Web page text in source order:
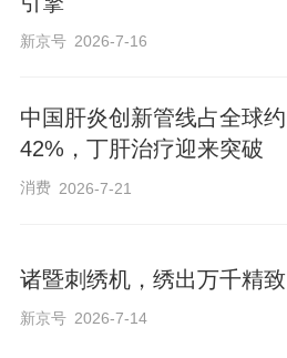
新京号 2026-7-16
中国肝炎创新管线占全球约
42%，​丁肝治疗迎来突破
消费 2026-7-21
诸暨刺绣机，绣出万千精致
新京号 2026-7-14